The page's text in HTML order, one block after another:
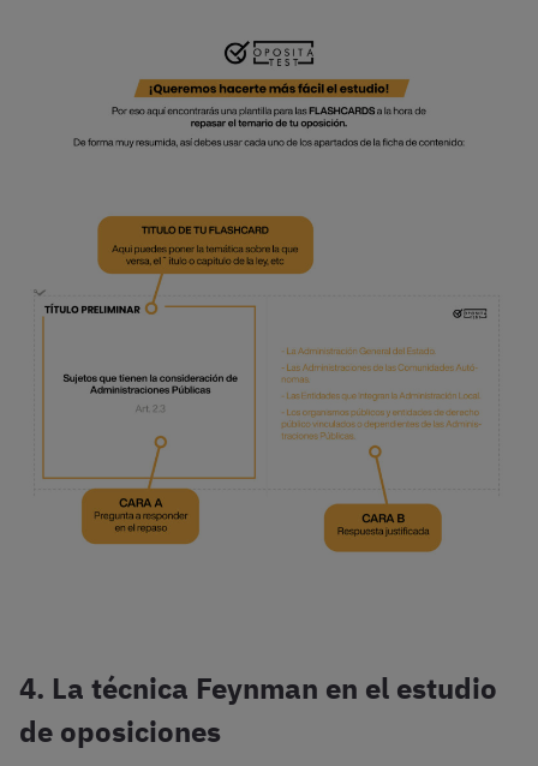
4. La técnica Feynman en el estudio
de oposiciones